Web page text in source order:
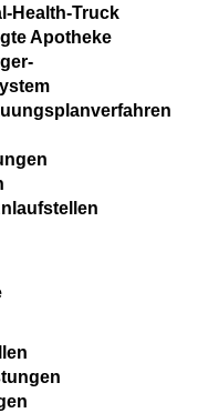
Health-Truck
Apotheke